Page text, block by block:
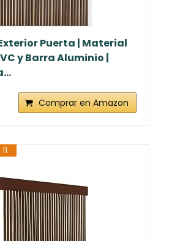
Puerta | Material
y Barra Aluminio |
Comprar en Amazon